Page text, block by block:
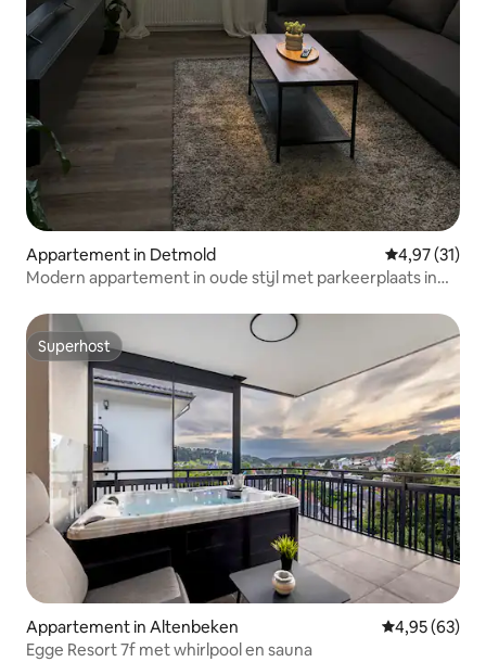
Appartement in Detmold Gemiddelde
4,97 (31)
Modern appartement in oude stijl met parkeerplaats in
Superhost
Superhost
Appartement in Altenbeken Gemiddelde
4,95 (63)
Egge Resort 7f met whirlpool en sauna